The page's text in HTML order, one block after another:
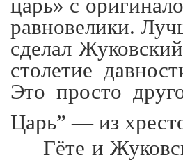
царь» с
равновелики.
сделал
столетие
Это просто
Царь” — из
Гёте и